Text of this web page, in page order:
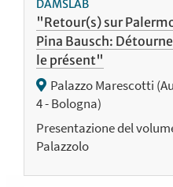
DAMSLAB
"Retour(s) sur
Pina Bausch:
le présent"
Palazzo Marescotti
4 - Bologna)
Presentazione del
Palazzolo